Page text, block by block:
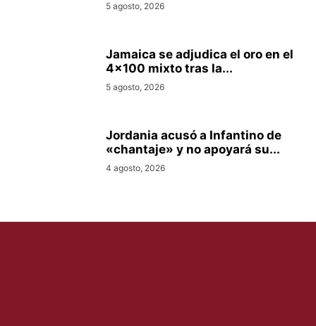
5 agosto, 2026
Jamaica se adjudica el oro en el
4×100 mixto tras la...
5 agosto, 2026
Jordania acusó a Infantino de
«chantaje» y no apoyará su...
4 agosto, 2026